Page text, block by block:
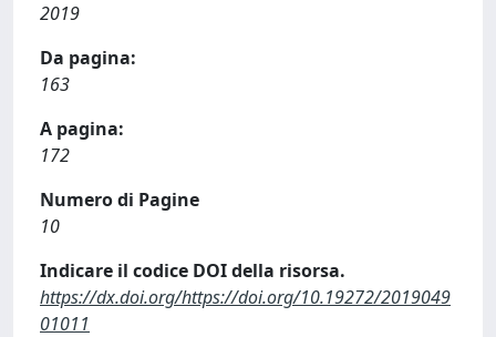
2019
Da pagina:
163
A pagina:
172
Numero di Pagine
10
Indicare il codice DOI della risorsa.
https://dx.doi.org/https://doi.org/10.19272/2019049
01011